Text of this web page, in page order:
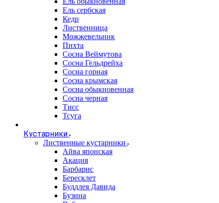
Ель сербская
Кедр
Лиственница
Можжевельник
Пихта
Сосна Веймутова
Сосна Гельдрейха
Сосна горная
Сосна крымская
Сосна обыкновенная
Сосна черная
Тисс
Тсуга
Кустарники
Лиственные кустарники
Айва японская
Акация
Барбарис
Бересклет
Буддлея Давида
Бузина